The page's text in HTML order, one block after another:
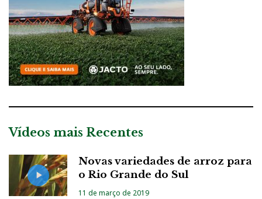
Vídeos mais Recentes
Novas variedades de arroz para
o Rio Grande do Sul
11 de março de 2019